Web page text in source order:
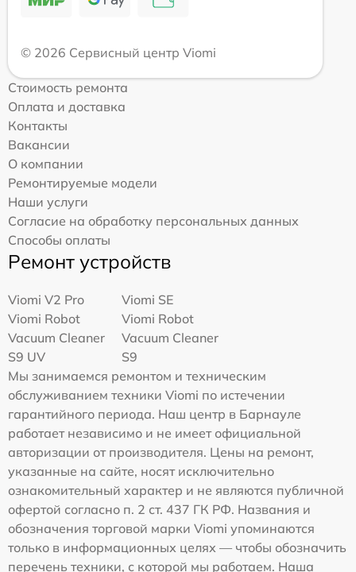
© 2026 Сервисный центр Viomi
Стоимость ремонта
Оплата и доставка
Контакты
Вакансии
О компании
Ремонтируемые модели
Наши услуги
Согласие на обработку персональных данных
Способы оплаты
Ремонт устройств
Viomi V2 Pro
Viomi SE
Viomi Robot
Vacuum Cleaner
S9 UV
Viomi Robot
Vacuum Cleaner
S9
Мы занимаемся ремонтом и техническим
обслуживанием техники Viomi по истечении
гарантийного периода. Наш центр в Барнауле
работает независимо и не имеет официальной
авторизации от производителя. Цены на ремонт,
указанные на сайте, носят исключительно
ознакомительный характер и не являются публичной
офертой согласно п. 2 ст. 437 ГК РФ. Названия и
обозначения торговой марки Viomi упоминаются
только в информационных целях — чтобы обозначить
перечень техники, с которой мы работаем. Наша